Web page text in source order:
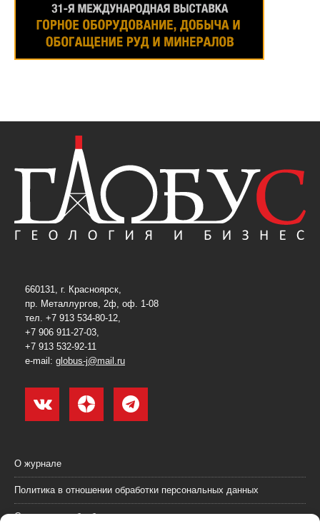
660131, г. Красноярск,
пр. Металлургов, 2ф, оф. 1-08
тел. +7 913 534-80-12,
+7 906 911-27-03,
+7 913 532-92-11
e-mail: globus-j@mail.ru
О журнале
Политика в отношении обработки персональных данных
Согласие на обработку персональных данных